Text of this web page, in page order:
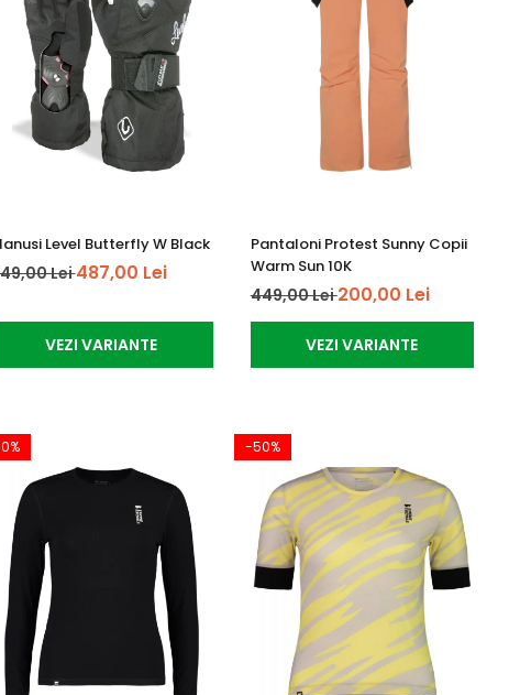
Level Butterfly W Black
Lei487,00 Lei
VEZI VARIANTE
Pantaloni Protest Sunny Copii
Warm Sun 10K
449,00 Lei200,00 Lei
VEZI VARIANTE
-50%